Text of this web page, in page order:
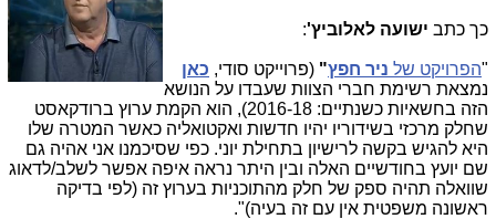
כך כתב ישועה לאלוביץ':
"הפרויקט של ניר חפץ" (פרוייקט סודי, כאן
נמצאת רשימת חברי הצוות שעבדו על הנושא
הזה בחשאיות כשנתיים: 2016-18), הוא הקמת ערוץ ברודקאסט
שחלק מרכזי בשידוריו יהיו חדשות ואקטואליה כאשר המטרה שלו
היא להגיש בקשה לרישיון בתחילת יוני. כפי שסיכמנו אני אהיה גם
שם יועץ בחודשיים האלה ובין היתר נראה איפה אפשר לשלב/לדאוג
שוואלה תהיה ספק של חלק מהתוכניות בערוץ זה (לפי בדיקה
ראשונה משפטית אין עם זה בעיה)".